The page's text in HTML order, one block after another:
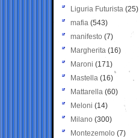
Liguria Futurista (25)
mafia (543)
manifesto (7)
Margherita (16)
Maroni (171)
Mastella (16)
Mattarella (60)
Meloni (14)
Milano (300)
Montezemolo (7)